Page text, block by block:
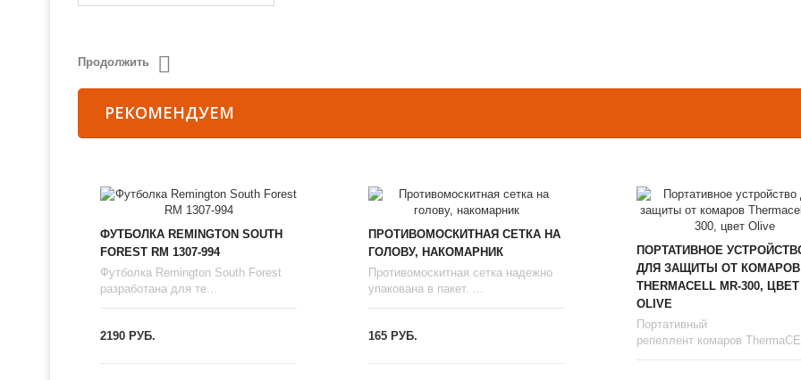
Продолжить
РЕКОМЕНДУЕМ
ФУТБОЛКА REMINGTON SOUTH
FOREST RM 1307-994
Футболка Remington South Forest
разработана для те...
2190 РУБ.
ПРОТИВОМОСКИТНАЯ СЕТКА НА
ГОЛОВУ, НАКОМАРНИК
Противомоскитная сетка надежно
упакована в пакет. ...
165 РУБ.
ПОРТАТИВНОЕ
ДЛЯ ЗАЩИТЫ ОТ КОМАРОВ
THERMAСЕLL MR-300, ЦВЕТ
OLIVE
Портативный
репеллент комаров